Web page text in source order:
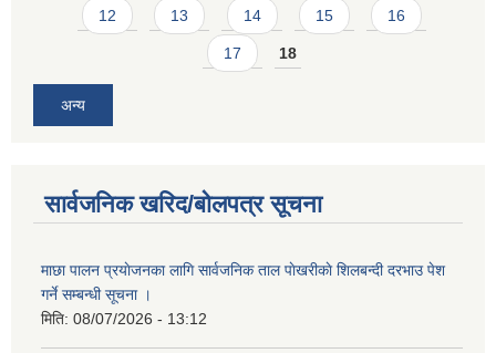
12 13 14 15 16
17 18
अन्य
सार्वजनिक खरिद/बोलपत्र सूचना
माछा पालन प्रयाेजनका लागि सार्वजनिक ताल पाेखरीकाे शिलबन्दी दरभाउ पेश
गर्ने सम्बन्धी सूचना ।
मिति: 08/07/2026 - 13:12